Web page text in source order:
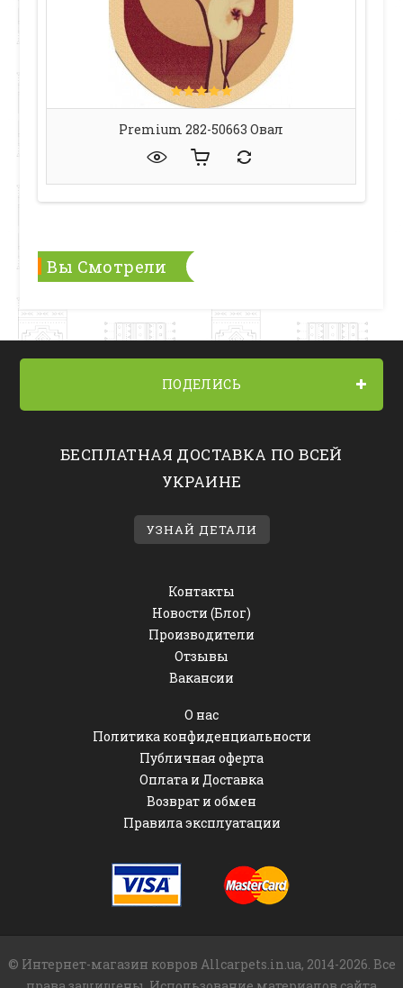
Premium 282-50663 Овал
Вы Смотрели
ПОДЕЛИСЬ
БЕСПЛАТНАЯ ДОСТАВКА ПО ВСЕЙ
УКРАИНЕ
УЗНАЙ ДЕТАЛИ
Контакты
Новости (Блог)
Производители
Отзывы
Вакансии
О нас
Политика конфиденциальности
Публичная оферта
Оплата и Доставка
Возврат и обмен
Правила эксплуатации
© Интернет-магазин ковров Allcarpets.in.ua, 2014-2026. Все